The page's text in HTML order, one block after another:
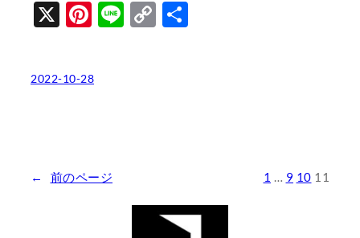
X Pinterest
LineCopy
2022-10-28
← 前のページ 1 … 9 10 11